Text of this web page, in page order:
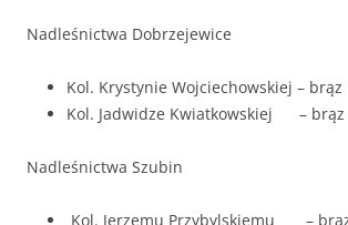
Nadleśnictwa Dobrzejewice
Kol. Krystynie Wojciechowskiej – brąz
Kol. Jadwidze Kwiatkowskiej – brąz
Nadleśnictwa Szubin
Kol. Jerzemu Przybylskiemu –